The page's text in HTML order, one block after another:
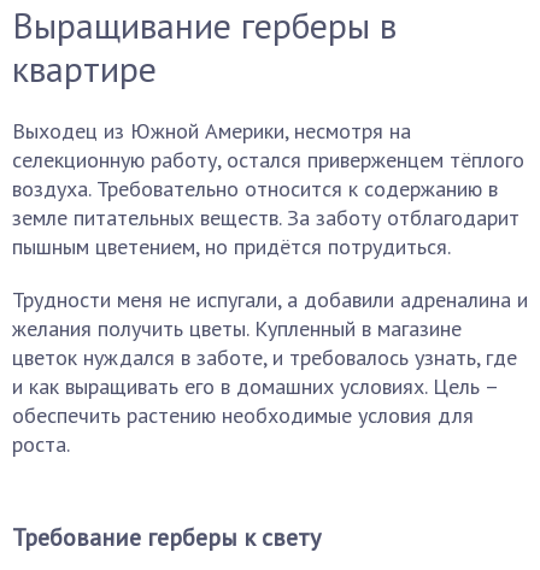
Выращивание герберы в
квартире
Выходец из Южной Америки, несмотря на
селекционную работу, остался приверженцем тёплого
воздуха. Требовательно относится к содержанию в
земле питательных веществ. За заботу отблагодарит
пышным цветением, но придётся потрудиться.
Трудности меня не испугали, а добавили адреналина и
желания получить цветы. Купленный в магазине
цветок нуждался в заботе, и требовалось узнать, где
и как выращивать его в домашних условиях. Цель –
обеспечить растению необходимые условия для
роста.
Требование герберы к свету